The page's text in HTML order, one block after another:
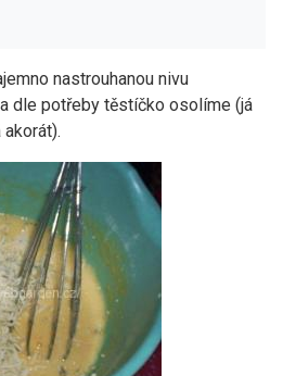
nastrouhanou nivu
a dle potřeby těstíčko osolíme (já